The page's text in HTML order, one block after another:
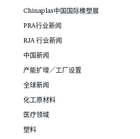
Chinaplas中国国际橡塑展
PRA行业新闻
RJA 行业新闻
中国新闻
产能扩增／工厂设置
全球新闻
化工原材料
医疗领域
塑料